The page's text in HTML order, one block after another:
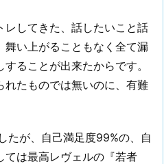
してきた、話したいこと話
舞い上がることもなく全て漏
ることが出来たからです。
れたものでは無いのに、有難
たが、自己満足度99%の、自
ては最高レヴェルの『若者